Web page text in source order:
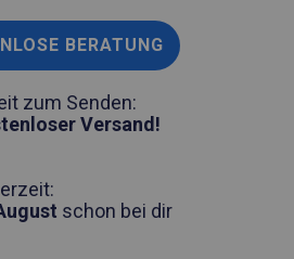
BERATUNG
zum Senden:
Versand!
schon bei dir